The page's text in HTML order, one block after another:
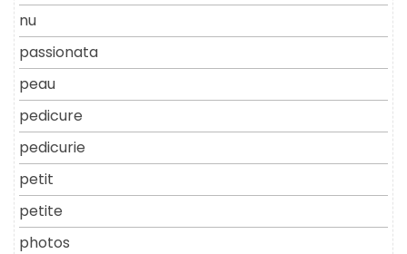
nu
passionata
peau
pedicure
pedicurie
petit
petite
photos